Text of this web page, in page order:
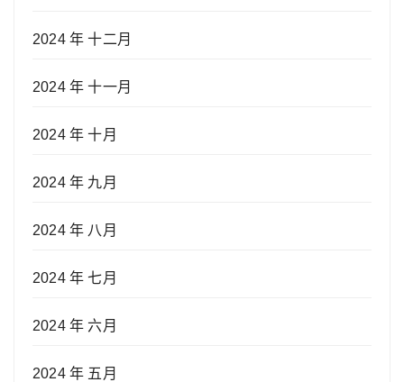
2024 年 十二月
2024 年 十一月
2024 年 十月
2024 年 九月
2024 年 八月
2024 年 七月
2024 年 六月
2024 年 五月